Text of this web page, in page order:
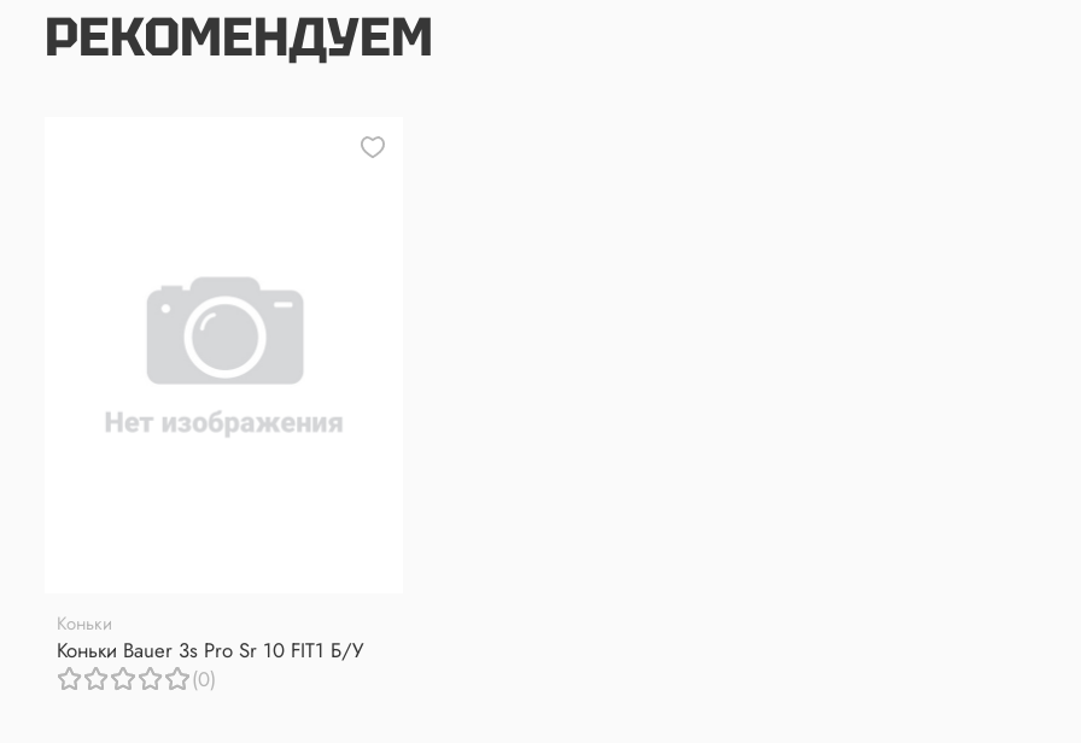
РЕКОМЕНДУЕМ
Коньки
Коньки Bauer 3s Pro Sr 10 FIT1 Б/У
(0)